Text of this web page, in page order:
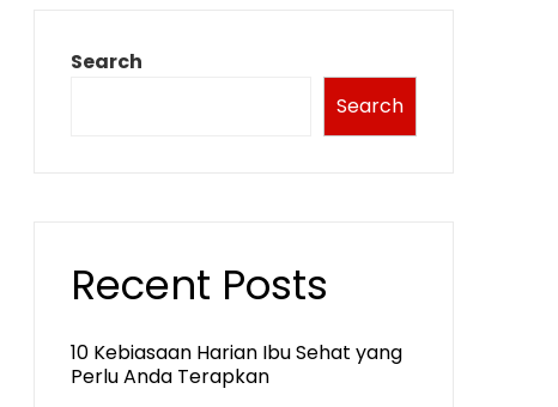
Search
Search
Recent Posts
10 Kebiasaan Harian Ibu Sehat yang
Perlu Anda Terapkan